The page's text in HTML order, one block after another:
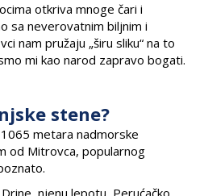
otkriva mnoge čari i
sa neverovatnim biljnim i
nam pružaju „širu sliku“ na to
mikao narod zapravobogati.
stene?
1065 metara nadmorske
od Mitrovca, popularnog